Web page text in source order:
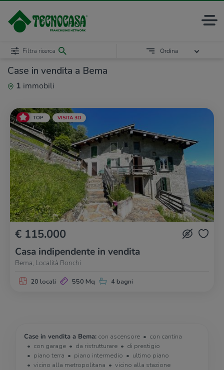
Case in vendita a Bema
1 immobili
Filtra ricerca Ordina
TOP VISITA 3D
€ 115.000
Casa indipendente in vendita
Bema, Località Ronchi
20 locali 550 Mq 4 bagni
Case in vendita a Bema: con ascensore
con cantina
con garage
da ristrutturare
di prestigio
piano terra
piano intermedio
ultimo piano
vicino alla metropolitana
vicino alla stazione